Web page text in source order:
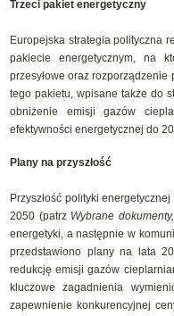
Trzeci pakiet energetyczny
Europejska strategia polityczna
pakiecie energetycznym, na
przesyłowe oraz rozporządzenie
tego pakietu, wpisane także do
obniżenie emisji gazów
efektywności energetycznej do
Plany na przyszłość
Przyszłość polityki
2050 (patrz Wybrane dokumenty,
energetyki, a następnie w
przedstawiono plany na lata
redukcję emisji gazów
kluczowe zagadnienia
zapewnienie konkurencyjnej